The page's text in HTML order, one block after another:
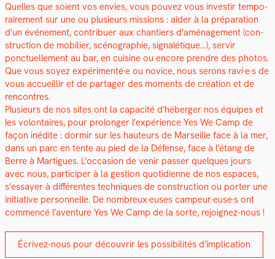
Quelles que soient vos envies, vous pou­vez vous inve­stir tem­po­
raire­ment sur une ou plusieurs mis­sions : aider à la pré­pa­ra­tion
d’un événe­ment, con­tribuer aux chantiers d’aménagement (con­
struc­tion de mobili­er, scéno­gra­phie, sig­nalé­tique…), servir
ponctuelle­ment au bar, en cui­sine ou encore pren­dre des pho­tos.
Que vous soyez expérimenté·e ou novice, nous serons ravi·e·s de
vous accueil­lir et de partager des moments de créa­tion et de
ren­con­tres.
Plusieurs de nos sites ont la capac­ité d’héberger nos équipes et
les volon­taires, pour pro­longer l’expérience Yes We Camp de
façon inédite : dormir sur les hau­teurs de Mar­seille face à la mer,
dans un parc en tente au pied de la Défense, face à l’étang de
Berre à Mar­tigues. L’occasion de venir pass­er quelques jours
avec nous, par­ticiper à la ges­tion quo­ti­di­enne de nos espaces,
s’essayer à dif­férentes tech­niques de con­struc­tion ou porter une
ini­tia­tive per­son­nelle. De nombreux·euses campeur·euse·s ont
com­mencé l’aventure Yes We Camp de la sorte, rejoignez-nous !
Écrivez-nous pour décou­vrir les pos­si­bil­ités d’implication